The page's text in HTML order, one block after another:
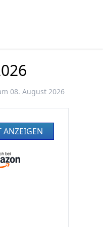
08. August 2026
ANZEIGEN